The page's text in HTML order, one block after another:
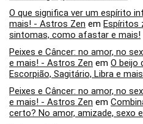
O que significa ver um espírito
mais! - Astros Zen em Espíritos
sintomas, como afastar e mais!
Peixes e Câncer: no amor, no
e mais! - Astros Zen em O beijo
Escorpião, Sagitário, Libra e
Peixes e Câncer: no amor, no
e mais! - Astros Zen em
certo? No amor, amizade, sexo